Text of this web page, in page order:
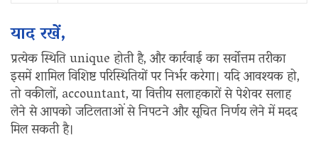
याद रखें,
प्रत्येक स्थिति unique होती है, और कार्रवाई का सर्वोत्तम तरीका
इसमें शामिल विशिष्ट परिस्थितियों पर निर्भर करेगा। यदि आवश्यक हो,
तो वकीलों, accountant, या वित्तीय सलाहकारों से पेशेवर सलाह
लेने से आपको जटिलताओं से निपटने और सूचित निर्णय लेने में मदद
मिल सकती है।